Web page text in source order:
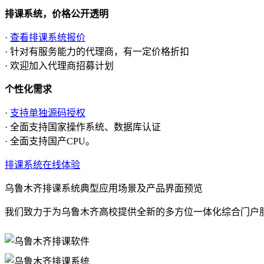
排课系统，价格公开透明
· 查看排课系统报价
· 针对有服务能力的代理商，有一定价格折扣
· 欢迎加入代理商招募计划
个性化需求
· 支持单独源码授权
· 全面支持国家操作系统、数据库认证
· 全面支持国产CPU。
排课系统在线体验
乌鲁木齐排课系统典型应用场景及产品界面预览
我们致力于为乌鲁木齐高校提供全新的多方位一体化综合门户